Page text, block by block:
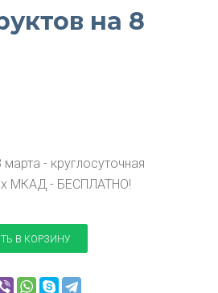
на 8
- круглосуточная
МКАД - БЕСПЛАТНО!
В КОРЗИНУ